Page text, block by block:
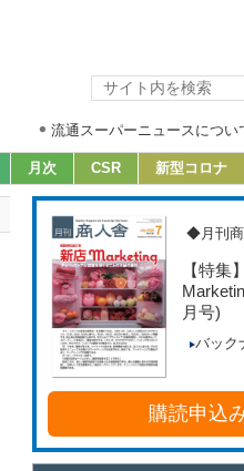
流通スーパーニュースについ
月次 CSR 新型コロナ
◆月刊
【特集
月号)
バック
購読申込